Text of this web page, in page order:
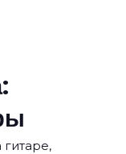
гитаре,